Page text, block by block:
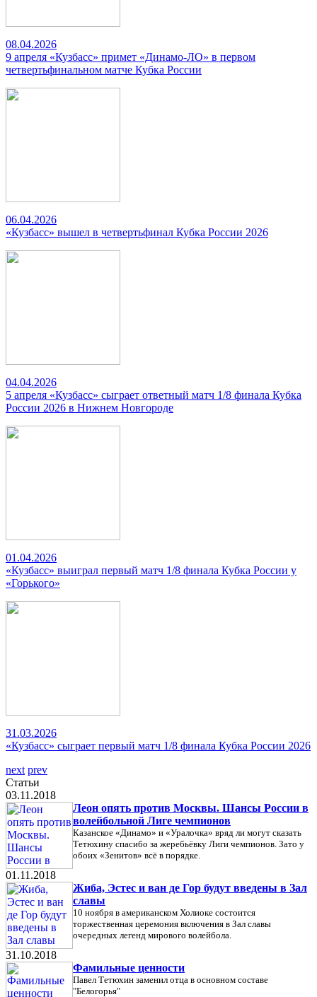
08.04.2026
9 апреля «Кузбасс» примет «Динамо-ЛО» в первом
четвертьфинальном матче Кубка России
06.04.2026
«Кузбасс» вышел в четвертьфинал Кубка России 2026
04.04.2026
5 апреля «Кузбасс» сыграет ответный матч 1/8 финала Кубка
России 2026 в Нижнем Новгороде
01.04.2026
«Кузбасс» выиграл первый матч 1/8 финала Кубка России у
«Горького»
31.03.2026
«Кузбасс» сыграет первый матч 1/8 финала Кубка России 2026
next prev
Статьи
03.11.2018
Леон опять против Москвы. Шансы России в
волейбольной Лиге чемпионов
Казанское «Динамо» и «Уралочка» вряд ли могут сказать
Тетюхину спасибо за жеребьёвку Лиги чемпионов. Зато у
обоих «Зенитов» всё в порядке.
01.11.2018
Жиба, Эстес и ван де Гор будут введены в Зал
славы
10 ноября в американском Холиоке состоится
торжественная церемония включения в Зал славы
очередных легенд мирового волейбола.
31.10.2018
Фамильные ценности
Павел Тетюхин заменил отца в основном составе
"Белогорья"